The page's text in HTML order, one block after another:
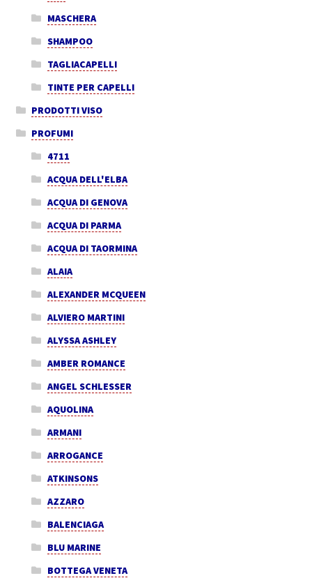
MASCHERA
SHAMPOO
TAGLIACAPELLI
TINTE PER CAPELLI
PRODOTTI VISO
PROFUMI
4711
ACQUA DELL'ELBA
ACQUA DI GENOVA
ACQUA DI PARMA
ACQUA DI TAORMINA
ALAIA
ALEXANDER MCQUEEN
ALVIERO MARTINI
ALYSSA ASHLEY
AMBER ROMANCE
ANGEL SCHLESSER
AQUOLINA
ARMANI
ARROGANCE
ATKINSONS
AZZARO
BALENCIAGA
BLU MARINE
BOTTEGA VENETA